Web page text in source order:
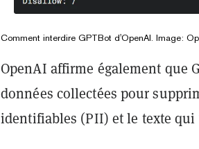
Comment interdire GPTBot d'OpenAI. Image:
OpenAI affirme également que
données collectées pour
identifiables (PII) et le texte